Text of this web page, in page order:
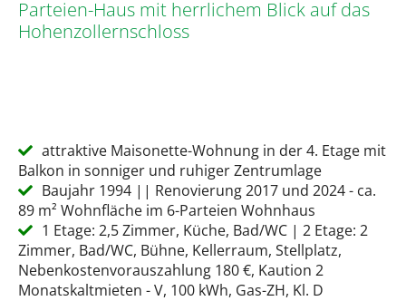
Parteien-Haus mit herrlichem Blick auf das
Hohenzollernschloss
attraktive Maisonette-Wohnung in der 4. Etage mit
Balkon in sonniger und ruhiger Zentrumlage
Baujahr 1994 || Renovierung 2017 und 2024 - ca.
89 m² Wohnfläche im 6-Parteien Wohnhaus
1 Etage: 2,5 Zimmer, Küche, Bad/WC | 2 Etage: 2
Zimmer, Bad/WC, Bühne, Kellerraum, Stellplatz,
Nebenkostenvorauszahlung 180 €, Kaution 2
Monatskaltmieten - V, 100 kWh, Gas-ZH, Kl. D